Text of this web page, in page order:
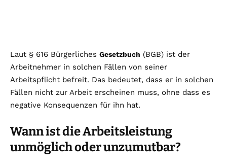
Laut § 616 Bürgerliches Gesetzbuch (BGB) ist der
Arbeitnehmer in solchen Fällen von seiner
Arbeitspflicht befreit. Das bedeutet, dass er in solchen
Fällen nicht zur Arbeit erscheinen muss, ohne dass es
negative Konsequenzen für ihn hat.
Wann ist die Arbeitsleistung
unmöglich oder unzumutbar?